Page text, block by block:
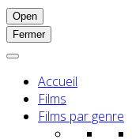
Open
Fermer
Accueil
Films
Films par genre